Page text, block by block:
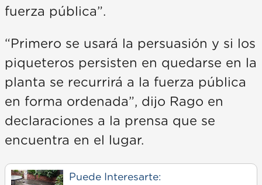
fuerza pública”.
“Primero se usará la persuasión y si los
piqueteros persisten en quedarse en la
planta se recurrirá a la fuerza pública
en forma ordenada”, dijo Rago en
declaraciones a la prensa que se
encuentra en el lugar.
Puede Interesarte: